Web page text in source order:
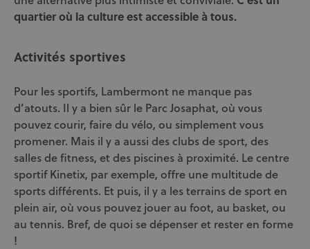
quartier où la culture est accessible à tous.
Activités sportives
Pour les sportifs, Lambermont ne manque pas
d’atouts. Il y a bien sûr le Parc Josaphat, où vous
pouvez courir, faire du vélo, ou simplement vous
promener. Mais il y a aussi des clubs de sport, des
salles de fitness, et des piscines à proximité. Le centre
sportif Kinetix, par exemple, offre une multitude de
sports différents. Et puis, il y a les terrains de sport en
plein air, où vous pouvez jouer au foot, au basket, ou
au tennis. Bref, de quoi se dépenser et rester en forme
!